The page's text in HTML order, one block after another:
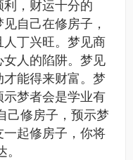
，财运十分的
自己在修房子，
丁兴旺。梦见商
人的陷阱。梦见
能得来财富。梦
梦者会是学业有
己修房子，预示梦
起修房子，你将